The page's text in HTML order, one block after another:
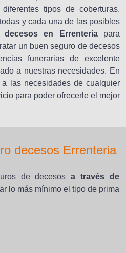
tipos de coberturas.
y cada una de las posibles
en Errenteriapara
un buen seguro de decesos
funerarias de excelente
a nuestras necesidades. En
las necesidades de cualquier
para poder ofrecerle el mejor
decesos Errenteria
de decesos a través de
lo más mínimo el tipo de prima